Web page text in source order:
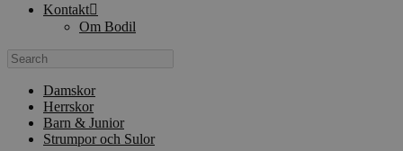
Kontakt
Om Bodil
Search
Damskor
Herrskor
Barn & Junior
Strumpor och Sulor